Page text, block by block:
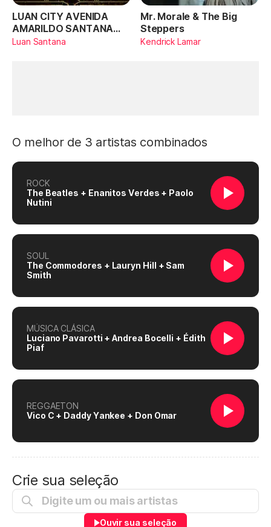
LUAN CITY AVENIDA
AMARILDO SANTANA
(Ao Vivo)
Luan Santana
Mr. Morale & The Big
Steppers
Kendrick Lamar
O melhor de 3 artistas combinados
ROCK
The Beatles + Enanitos Verdes + Paolo
Nutini
SOUL
The Commodores + Lauryn Hill + Sam
Smith
MÚSICA CLÁSICA
Luciano Pavarotti + Andrea Bocelli + Édith
Piaf
REGGAETON
Vico C + Daddy Yankee + Don Omar
Crie sua seleção
Ouvir sua seleção